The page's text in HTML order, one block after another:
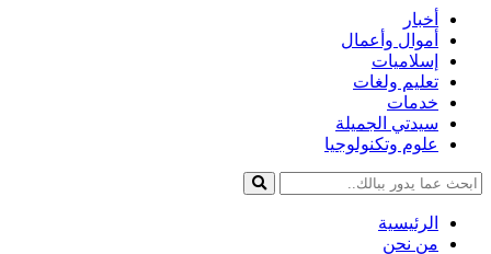
أخبار
أموال وأعمال
إسلاميات
تعليم ولغات
خدمات
سيدتي الجميلة
علوم وتكنولوجيا
الرئيسية
من نحن